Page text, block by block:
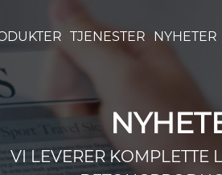
TJENESTER NYHETER
VI LEVERER KOMPLETTE